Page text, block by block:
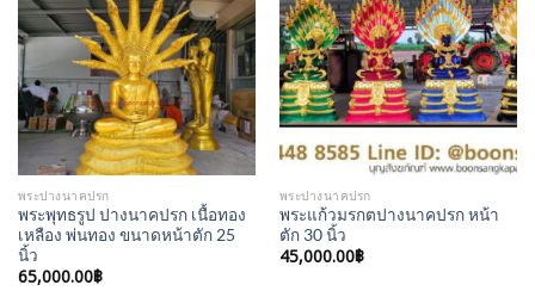
Add to
Wishlist
พระปางนาคปรก
พระพุทธรูป ปางนาคปรก เนื้อทอง
เหลือง พ่นทอง ขนาดหน้าตัก 25
นิ้ว
65,000.00฿
Add to
Wishlist
พระปางนาคปรก
พระแก้วมรกตปางนาคปรก หน้า
ตัก 30 นิ้ว
45,000.00฿